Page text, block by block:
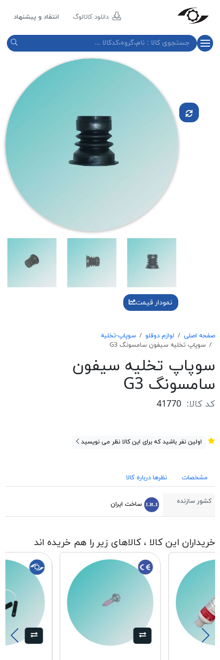
دانلود کاتالوگ انتقاد و پیشنهاد
نمودار قیمت
صفحه اصلی لوازم دوقلو
سوپاپ-تخلیه
سوپاپ تخليه سيفون سامسونگ G3
سوپاپ تخليه سيفون
سامسونگ G3
کد کالا: 41770
اولین نفر باشید که برای این کالا نظر می نویسید
مشخصات نظرها درباره کالا
کشور سازنده ساخت ایران
خریداران این کالا ، کالاهای زیر را هم خریده اند